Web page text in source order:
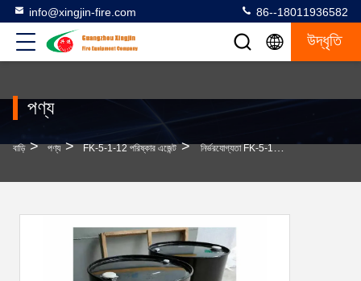
info@xingjin-fire.com 86--18011936582
উদ্ধৃতি
পণ্য
বাড়ি > পণ্য > FK-5-1-12 পরিষ্কার এজেন্ট > নির্ভরযোগ্যতা FK-5-1-12 দীর্ঘস্থায়ী উষ্ণতা -51.6.C সহ পরিষ্কার এজেন্ট